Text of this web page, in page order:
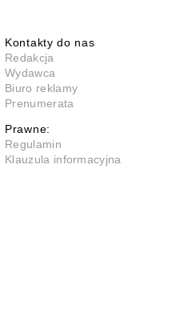
Kontakty do nas
Redakcja
Wydawca
Biuro reklamy
Prenumerata
Prawne:
Regulamin
Klauzula informacyjna